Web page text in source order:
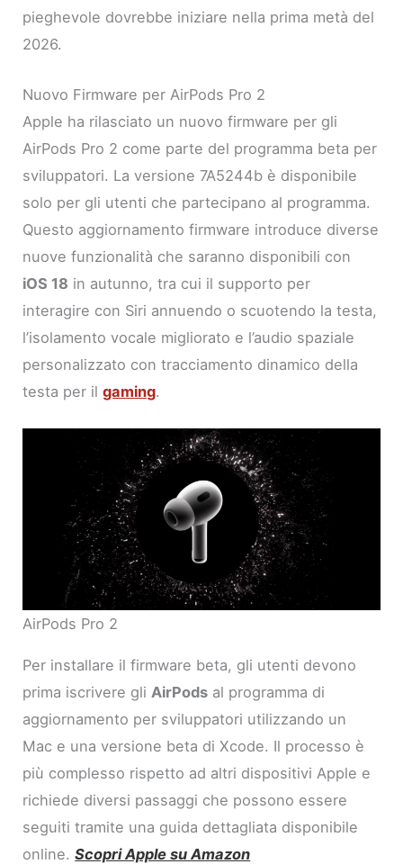
pieghevole dovrebbe iniziare nella prima metà del
2026.
Nuovo Firmware per AirPods Pro 2
Apple ha rilasciato un nuovo firmware per gli
AirPods Pro 2 come parte del programma beta per
sviluppatori. La versione 7A5244b è disponibile
solo per gli utenti che partecipano al programma.
Questo aggiornamento firmware introduce diverse
nuove funzionalità che saranno disponibili con
iOS 18 in autunno, tra cui il supporto per
interagire con Siri annuendo o scuotendo la testa,
l’isolamento vocale migliorato e l’audio spaziale
personalizzato con tracciamento dinamico della
testa per ilgaming.
AirPods Pro 2
Per installare il firmware beta, gli utenti devono
prima iscrivere gliAirPods al programma di
aggiornamento per sviluppatori utilizzando un
Mac e una versione beta di Xcode. Il processo è
più complesso rispetto ad altri dispositivi Apple e
richiede diversi passaggi che possono essere
seguiti tramite una guida dettagliata disponibile
online.Scopri Apple su Amazon